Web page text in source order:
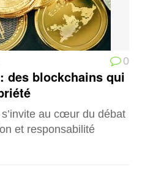
0
des blockchains qui
au cœur du débat
et responsabilité